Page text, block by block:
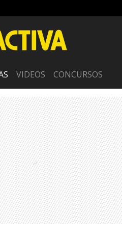
VIDEOS CONCURSOS